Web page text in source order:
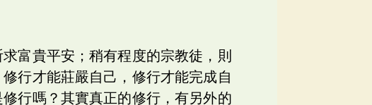
富貴平安；稍有程度的宗教徒，則
行才能莊嚴自己，修行才能完成自
行嗎？其實真正的修行，有另外的